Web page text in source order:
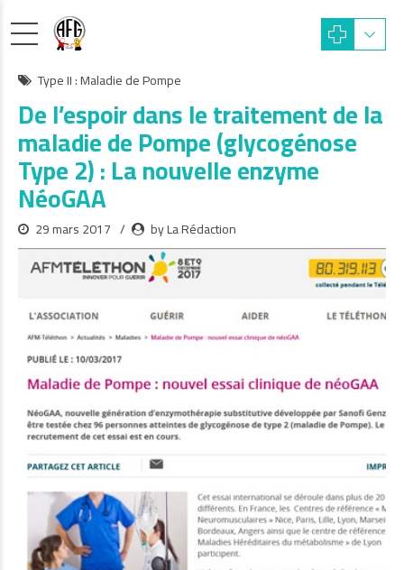
Type II : Maladie de Pompe
De l’espoir dans le traitement de la
maladie de Pompe (glycogénose
Type 2) : La nouvelle enzyme
NéoGAA
29 mars 2017 by La Rédaction